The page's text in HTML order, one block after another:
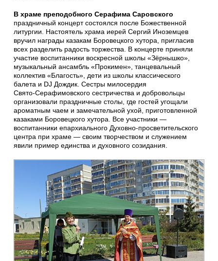
В храме преподобного Серафима Саровского
праздничный концерт состоялся после Божественной
литургии. Настоятель храма иерей Сергий Иноземцев
вручил награды казакам Боровецкого хутора, пригласив
всех разделить радость торжества. В концерте приняли
участие воспитанники воскресной школы «Зёрнышко»,
музыкальный ансамбль «Прокимен», танцевальный
коллектив «Благость», дети из школы классического
балета и DJ Дождик. Сестры милосердия
Свято‑Серафимовского сестричества и добровольцы
организовали праздничные столы, где гостей угощали
ароматным чаем и замечательной ухой, приготовленной
казаками Боровецкого хутора. Все участники —
воспитанники епархиального Духовно‑просветительского
центра при храме — своим творчеством и служением
явили пример единства и духовного созидания.